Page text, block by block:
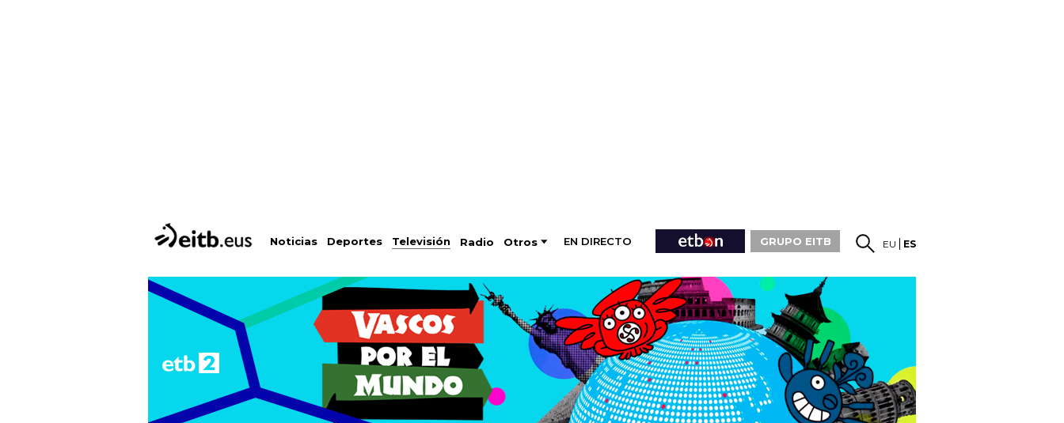
Noticias Deportes Televisión Radio Otros EN DIRECTO GRUPO EITB EU ES